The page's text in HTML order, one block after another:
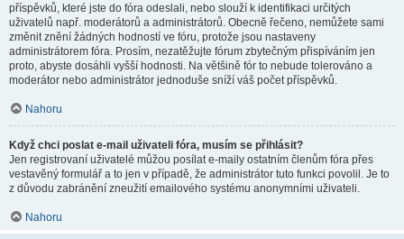
příspěvků, které jste do fóra odeslali, nebo slouží k identifikaci určitých
uživatelů např. moderátorů a administrátorů. Obecně řečeno, nemůžete sami
změnit znění žádných hodností ve fóru, protože jsou nastaveny
administrátorem fóra. Prosím, nezatěžujte fórum zbytečným přispíváním jen
proto, abyste dosáhli vyšší hodnosti. Na většině fór to nebude tolerováno a
moderátor nebo administrátor jednoduše sníží váš počet příspěvků.
Nahoru
Když chci poslat e-mail uživateli fóra, musím se přihlásit?
Jen registrovaní uživatelé můžou posílat e-maily ostatním členům fóra přes
vestavěný formulář a to jen v případě, že administrátor tuto funkci povolil. Je to
z důvodu zabránění zneužití emailového systému anonymními uživateli.
Nahoru